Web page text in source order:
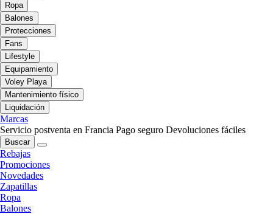
Ropa
Balones
Protecciones
Fans
Lifestyle
Equipamiento
Voley Playa
Mantenimiento físico
Liquidación
Marcas
Servicio postventa en Francia Pago seguro Devoluciones fáciles
Buscar
Rebajas
Promociones
Novedades
Zapatillas
Ropa
Balones